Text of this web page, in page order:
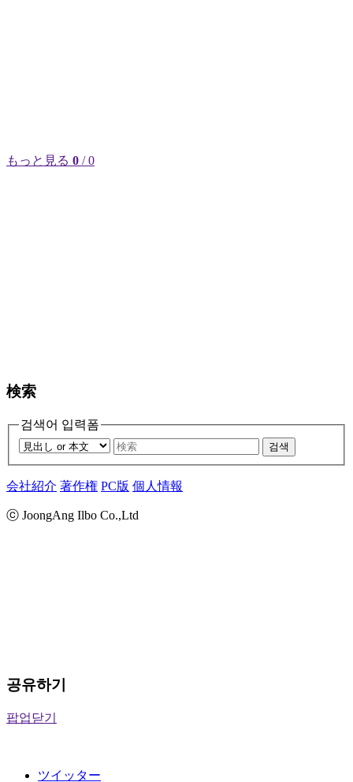
もっと見る 0 / 0
検索
검색어 입력폼
검색
会社紹介 著作権 PC版 個人情報
ⓒ JoongAng Ilbo Co.,Ltd
공유하기
팝업닫기
ツイッター